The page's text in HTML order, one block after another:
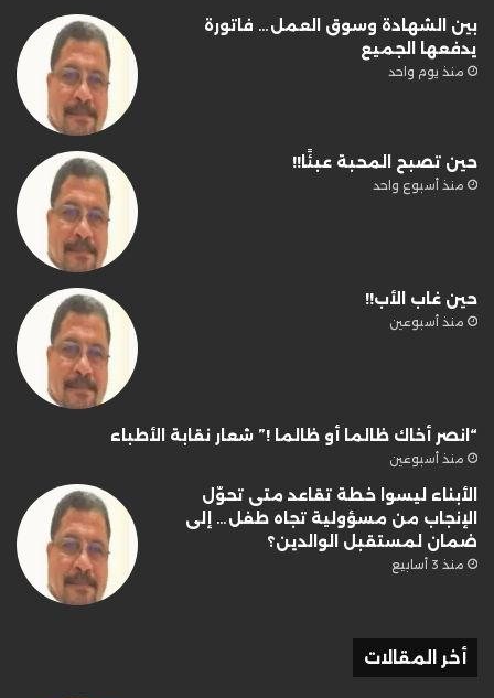
بين الشهادة وسوق العمل… فاتورة
يدفعها الجميع
منذ يوم واحد
حين تصبح المحبة عبئًا!!
منذ أسبوع واحد
حين غاب الأب!!
منذ أسبوعين
“انصر أخاك ظالما أو ظالما !” شعار نقابة الأطباء
منذ أسبوعين
الأبناء ليسوا خطة تقاعد متى تحوّل
الإنجاب من مسؤولية تجاه طفل… إلى
ضمان لمستقبل الوالدين؟
منذ 3 أسابيع
أخر المقالات